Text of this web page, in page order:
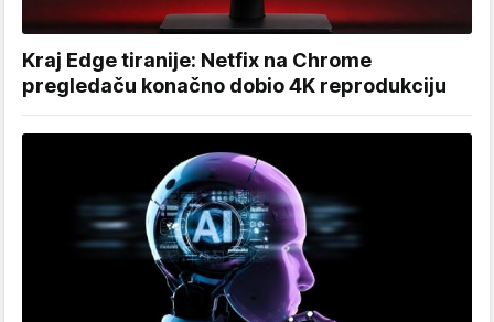
Kraj Edge tiranije: Netfix na Chrome
pregledaču konačno dobio 4K reprodukciju